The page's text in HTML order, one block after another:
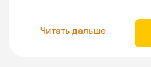
Читать дальше